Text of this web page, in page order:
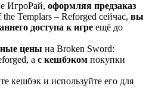
ИгроРай, оформляя предзаказ
Templars – Reforged сейчас, вы
доступа к игре ещё до
цены на Broken Sword:
а с кешбэком покупки
кешбэк и используйте его для